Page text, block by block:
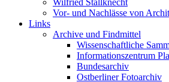
Wilfried Stallknecht
Vor- und Nachlässe von
Links
Archive und Findmittel
Wissenschaftliche
Informationszentrum
Bundesarchiv
Ostberliner Fotoarchiv